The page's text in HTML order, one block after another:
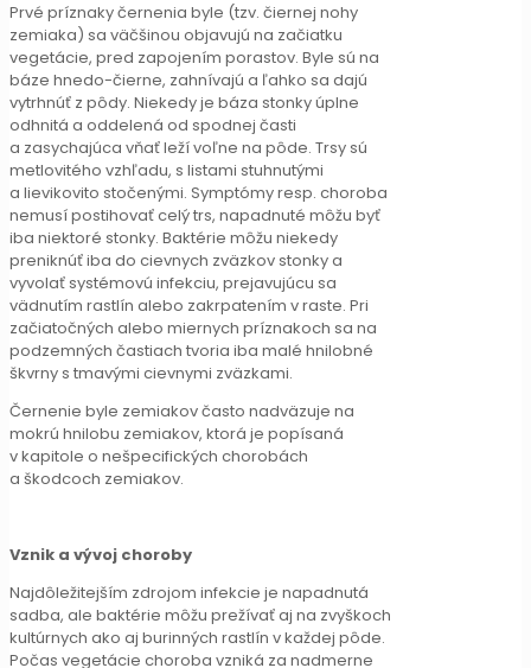
Prvé príznaky černenia byle (tzv. čiernej nohy
zemiaka) sa väčšinou objavujú na začiatku
vegetácie, pred zapojením porastov. Byle sú na
báze hnedo-čierne, zahnívajú a ľahko sa dajú
vytrhnúť z pôdy. Niekedy je báza stonky úplne
odhnitá a oddelená od spodnej časti
a zasychajúca vňať leží voľne na pôde. Trsy sú
metlovitého vzhľadu, s listami stuhnutými
a lievikovito stočenými. Symptómy resp. choroba
nemusí postihovať celý trs, napadnuté môžu byť
iba niektoré stonky. Baktérie môžu niekedy
preniknúť iba do cievnych zväzkov stonky a
vyvolať systémovú infekciu, prejavujúcu sa
vädnutím rastlín alebo zakrpatením v raste. Pri
začiatočných alebo miernych príznakoch sa na
podzemných častiach tvoria iba malé hnilobné
škvrny s tmavými cievnymi zväzkami.
Černenie byle zemiakov často nadväzuje na
mokrú hnilobu zemiakov, ktorá je popísaná
v kapitole o nešpecifických chorobách
a škodcoch zemiakov.
Vznik a vývoj choroby
Najdôležitejším zdrojom infekcie je napadnutá
sadba, ale baktérie môžu prežívať aj na zvyškoch
kultúrnych ako aj burinných rastlín v každej pôde.
Počas vegetácie choroba vzniká za nadmerne